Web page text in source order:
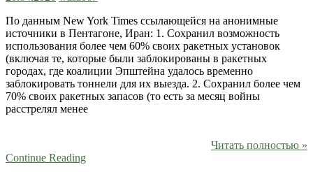
По данным New York Times ссылающейся на анонимные
источники в Пентагоне, Иран: 1. Сохранил возможность
использования более чем 60% своих ракетных установок
(включая те, которые были заблокированы в ракетных
городах, где коалиции Эпштейна удалось временно
заблокировать тоннели для их выезда. 2. Сохранил более чем
70% своих ракетных запасов (то есть за месяц войны
расстрелял менее
Читать полностью »
Continue Reading